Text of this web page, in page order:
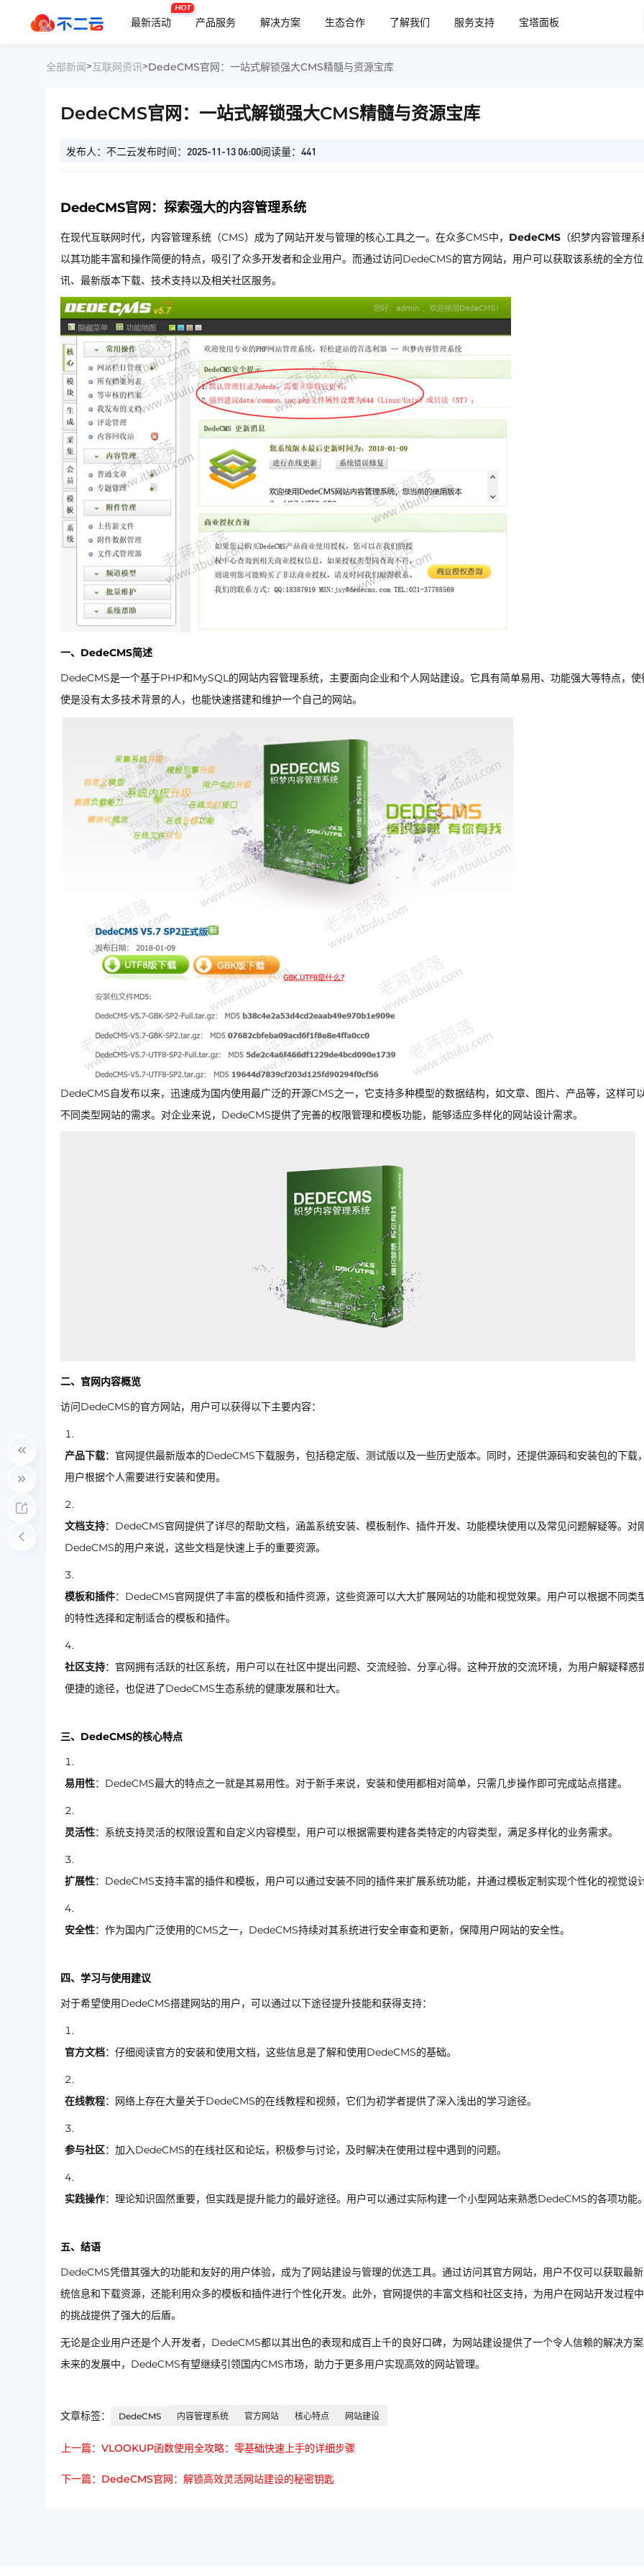
最新活动
HOT
产品服务 解决方案 生态合作 了解我们 服务支持 宝塔面板
全部新闻>互联网资讯>DedeCMS官网：一站式解锁强大CMS精髓与资源宝库
DedeCMS官网：一站式解锁强大CMS精髓与资源宝库
发布人：不二云发布时间：2025-11-13 06:00阅读量：441
DedeCMS官网：探索强大的内容管理系统
在现代互联网时代，内容管理系统（CMS）成为了网站开发与管理的核心工具之一。在众多CMS中， DedeCMS （织梦内容管理
以其功能丰富和操作简便的特点，吸引了众多开发者和企业用户。而通过访问DedeCMS的官方网站，用户可以获取该系统的全方
讯、最新版本下载、技术支持以及相关社区服务。
一、DedeCMS简述
DedeCMS是一个基于PHP和MySQL的网站内容管理系统，主要面向企业和个人网站建设。它具有简单易用、功能强大等特点，使
使是没有太多技术背景的人，也能快速搭建和维护一个自己的网站。
DedeCMS自发布以来，迅速成为国内使用最广泛的开源CMS之一，它支持多种模型的数据结构，如文章、图片、产品等，这样可
不同类型网站的需求。对企业来说，DedeCMS提供了完善的权限管理和模板功能，能够适应多样化的网站设计需求。
二、官网内容概览
访问DedeCMS的官方网站，用户可以获得以下主要内容：
产品下载：官网提供最新版本的DedeCMS下载服务，包括稳定版、测试版以及一些历史版本。同时，还提供源码和安装包的下载
用户根据个人需要进行安装和使用。
文档支持：DedeCMS官网提供了详尽的帮助文档，涵盖系统安装、模板制作、插件开发、功能模块使用以及常见问题解疑等。对
DedeCMS的用户来说，这些文档是快速上手的重要资源。
模板和插件：DedeCMS官网提供了丰富的模板和插件资源，这些资源可以大大扩展网站的功能和视觉效果。用户可以根据不同类
的特性选择和定制适合的模板和插件。
社区支持：官网拥有活跃的社区系统，用户可以在社区中提出问题、交流经验、分享心得。这种开放的交流环境，为用户解疑释惑
便捷的途径，也促进了DedeCMS生态系统的健康发展和壮大。
三、DedeCMS的核心特点
易用性：DedeCMS最大的特点之一就是其易用性。对于新手来说，安装和使用都相对简单，只需几步操作即可完成站点搭建。
灵活性：系统支持灵活的权限设置和自定义内容模型，用户可以根据需要构建各类特定的内容类型，满足多样化的业务需求。
扩展性：DedeCMS支持丰富的插件和模板，用户可以通过安装不同的插件来扩展系统功能，并通过模板定制实现个性化的视觉设
安全性：作为国内广泛使用的CMS之一，DedeCMS持续对其系统进行安全审查和更新，保障用户网站的安全性。
四、学习与使用建议
对于希望使用DedeCMS搭建网站的用户，可以通过以下途径提升技能和获得支持：
官方文档：仔细阅读官方的安装和使用文档，这些信息是了解和使用DedeCMS的基础。
在线教程：网络上存在大量关于DedeCMS的在线教程和视频，它们为初学者提供了深入浅出的学习途径。
参与社区：加入DedeCMS的在线社区和论坛，积极参与讨论，及时解决在使用过程中遇到的问题。
实践操作：理论知识固然重要，但实践是提升能力的最好途径。用户可以通过实际构建一个小型网站来熟悉DedeCMS的各项功能
五、结语
DedeCMS凭借其强大的功能和友好的用户体验，成为了网站建设与管理的优选工具。通过访问其官方网站，用户不仅可以获取最
统信息和下载资源，还能利用众多的模板和插件进行个性化开发。此外，官网提供的丰富文档和社区支持，为用户在网站开发过程
的挑战提供了强大的后盾。
无论是企业用户还是个人开发者，DedeCMS都以其出色的表现和成百上千的良好口碑，为网站建设提供了一个令人信赖的解决方
未来的发展中，DedeCMS有望继续引领国内CMS市场，助力于更多用户实现高效的网站管理。
文章标签： DedeCMS 内容管理系统 官方网站 核心特点 网站建设
上一篇：VLOOKUP函数使用全攻略：零基础快速上手的详细步骤
下一篇：DedeCMS官网：解锁高效灵活网站建设的秘密钥匙